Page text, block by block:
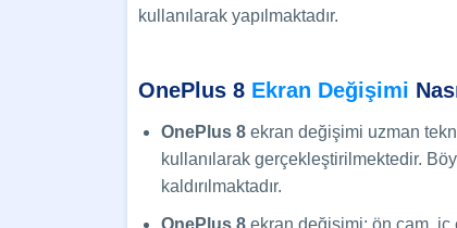
kullanılarak yapılmaktadır.
OnePlus 8 Ekran Değişimi
OnePlus 8 ekran değişimi uzman
kullanılarak gerçekleştirilmektedir.
kaldırılmaktadır.
OnePlus 8 ekran değişimi; ön cam,